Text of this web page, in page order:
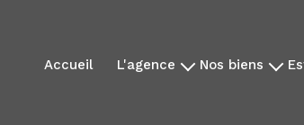
accueil l'agence nos biens